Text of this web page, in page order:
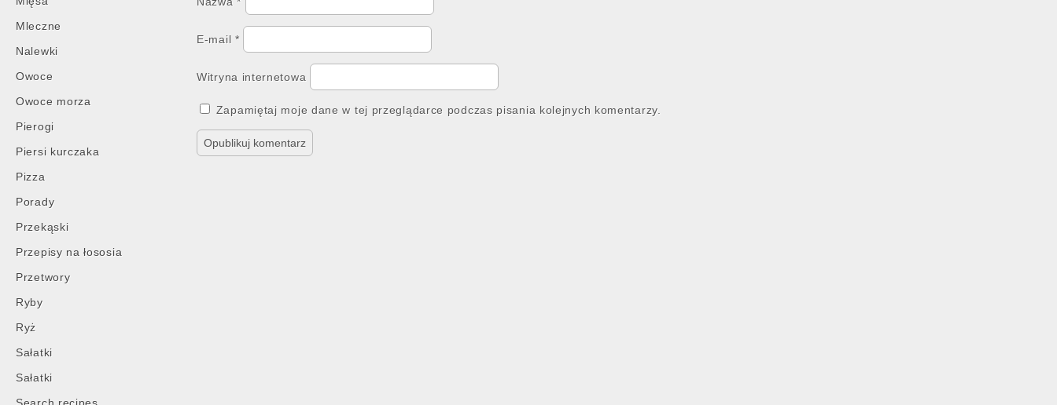
Mleczne
Nalewki
Owoce
Owoce morza
Pierogi
Piersi kurczaka
Pizza
Porady
Przekąski
Przepisy na łososia
Przetwory
Ryby
Ryż
Sałatki
Sałatki
E-mail *
Witryna internetowa
Zapamiętaj moje dane w tej przeglądarce podczas pisania kolejnych komentarzy.